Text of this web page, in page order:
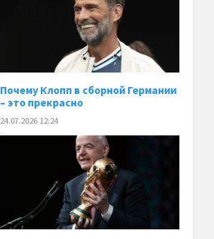
Почему Клопп в сборной Германии
– это прекрасно
24.07.2026 12:24